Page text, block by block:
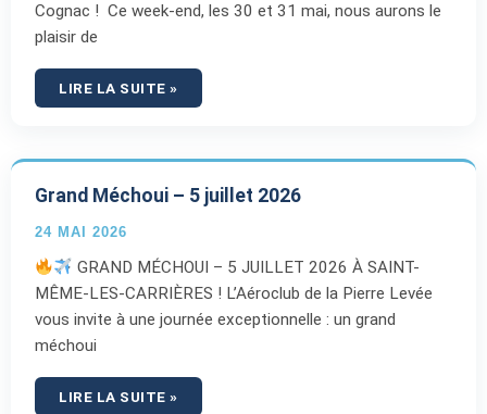
Cognac ! Ce week-end, les 30 et 31 mai, nous aurons le
plaisir de
LIRE LA SUITE »
Grand Méchoui – 5 juillet 2026
24 MAI 2026
GRAND MÉCHOUI – 5 JUILLET 2026 À SAINT-
MÊME-LES-CARRIÈRES ! L’Aéroclub de la Pierre Levée
vous invite à une journée exceptionnelle : un grand
méchoui
LIRE LA SUITE »